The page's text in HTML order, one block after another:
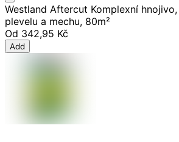
Westland Aftercut Komplexní
plevelu a mechu, 80m²
Od 342,95 Kč
Add